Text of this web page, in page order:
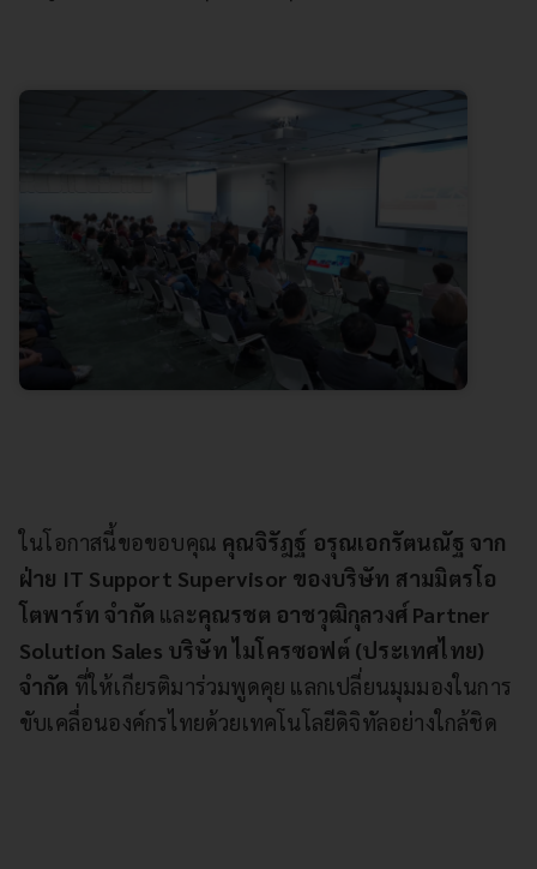
ในโอกาสนี้ขอขอบคุณ คุณจิรัฎฐ์ อรุณเอกรัตนณัฐ จาก
ฝ่าย IT Support Supervisor ของบริษัท สามมิตรโอ
โตพาร์ท จำกัด และคุณรชต อาชวุฒิกุลวงศ์ Partner
Solution Sales บริษัท ไมโครซอฟต์ (ประเทศไทย)
จำกัด ที่ให้เกียรติมาร่วมพูดคุย แลกเปลี่ยนมุมมองในการ
ขับเคลื่อนองค์กรไทยด้วยเทคโนโลยีดิจิทัลอย่างใกล้ชิด